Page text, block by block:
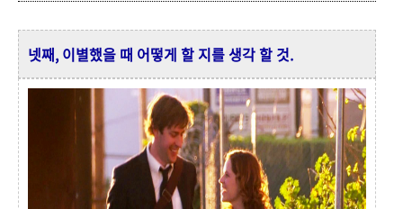
넷째, 이별했을 때 어떻게 할 지를 생각 할 것.